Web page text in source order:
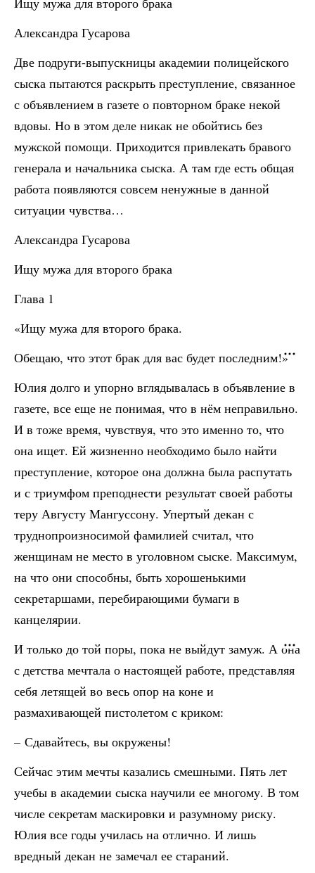
Александра Гусарова
Две подруги-выпускницы академии полицейского
сыска пытаются раскрыть преступление, связанное
с объявлением в газете о повторном браке некой
вдовы. Но в этом деле никак не обойтись без
мужской помощи. Приходится привлекать бравого
генерала и начальника сыска. А там где есть общая
работа появляются совсем ненужные в данной
ситуации чувства…
Александра Гусарова
Ищу мужа для второго брака
Глава 1
«Ищу мужа для второго брака.
Обещаю, что этот брак для вас будет последним!»
Юлия долго и упорно вглядывалась в объявление в
газете, все еще не понимая, что в нём неправильно.
И в тоже время, чувствуя, что это именно то, что
она ищет. Ей жизненно необходимо было найти
преступление, которое она должна была распутать
и с триумфом преподнести результат своей работы
теру Августу Мангуссону. Упертый декан с
труднопроизносимой фамилией считал, что
женщинам не место в уголовном сыске. Максимум,
на что они способны, быть хорошенькими
секретаршами, перебирающими бумаги в
канцелярии.
И только до той поры, пока не выйдут замуж. А она
с детства мечтала о настоящей работе, представляя
себя летящей во весь опор на коне и
размахивающей пистолетом с криком:
– Сдавайтесь, вы окружены!
Сейчас этим мечты казались смешными. Пять лет
учебы в академии сыска научили ее многому. В том
числе секретам маскировки и разумному риску.
Юлия все годы училась на отлично. И лишь
вредный декан не замечал ее стараний.